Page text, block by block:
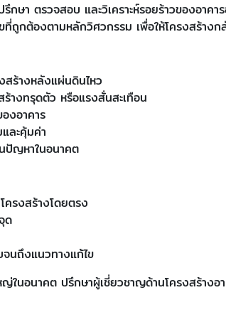
รึกษา ตรวจสอบ และวิเคราะห์รอยร้าวของอา
ที่ถูกต้องตามหลักวิศวกรรม เพื่อให้โครงสร้าง
สร้างหลังแผ่นดินไหว
ร้างทรุดตัว หรือแรงสั่นสะเทือน
งอาคาร
ละคุ้มค่า
ปัญหาในอนาคต
รงสร้างโดยตรง
ด
นถึงแนวทางแก้ไข
ในอนาคต ปรึกษาผู้เชี่ยวชาญด้านโครงสร้างอ